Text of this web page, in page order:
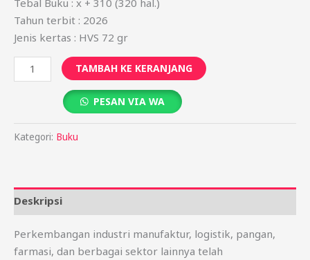
Tahun terbit : 2026
Jenis kertas : HVS 72 gr
TAMBAH KE KERANJANG
PESAN VIA WA
Kategori: Buku
Deskripsi
Perkembangan industri manufaktur, logistik, pangan,
farmasi, dan berbagai sektor lainnya telah